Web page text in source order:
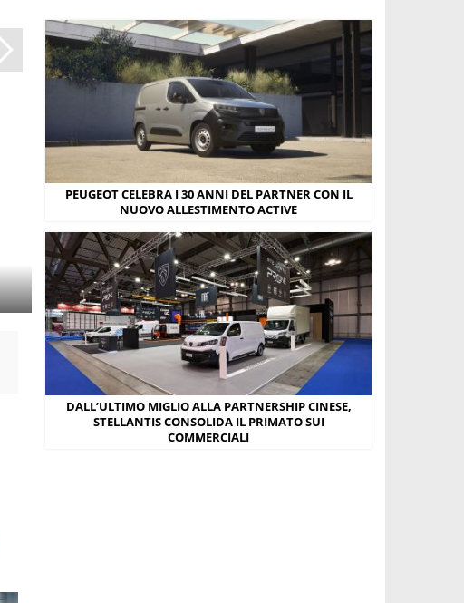
PEUGEOT CELEBRA I 30 ANNI DEL PARTNER CON IL
NUOVO ALLESTIMENTO ACTIVE
DALL’ULTIMO MIGLIO ALLA PARTNERSHIP CINESE,
STELLANTIS CONSOLIDA IL PRIMATO SUI
COMMERCIALI